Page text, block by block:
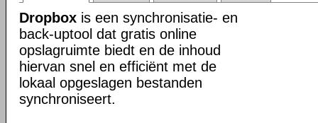
Dropbox is een synchronisatie- en
back-uptool dat gratis online
opslagruimte biedt en de inhoud
hiervan snel en efficiënt met de
lokaal opgeslagen bestanden
synchroniseert.